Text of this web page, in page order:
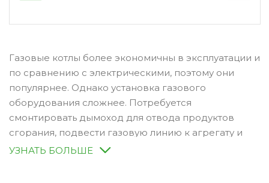
Газовые котлы более экономичны в эксплуатации и
по сравнению с электрическими, поэтому они
популярнее. Однако установка газового
оборудования сложнее. Потребуется
смонтировать дымоход для отвода продуктов
сгорания, подвести газовую линию к агрегату и
выполнить разводку радиаторов отопления.
УЗНАТЬ БОЛЬШЕ